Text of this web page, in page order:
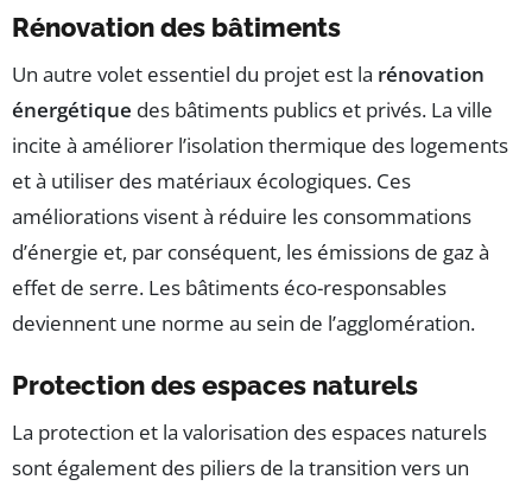
Rénovation des bâtiments
Un autre volet essentiel du projet est la rénovation
énergétique des bâtiments publics et privés. La ville
incite à améliorer l’isolation thermique des logements
et à utiliser des matériaux écologiques. Ces
améliorations visent à réduire les consommations
d’énergie et, par conséquent, les émissions de gaz à
effet de serre. Les bâtiments éco-responsables
deviennent une norme au sein de l’agglomération.
Protection des espaces naturels
La protection et la valorisation des espaces naturels
sont également des piliers de la transition vers un